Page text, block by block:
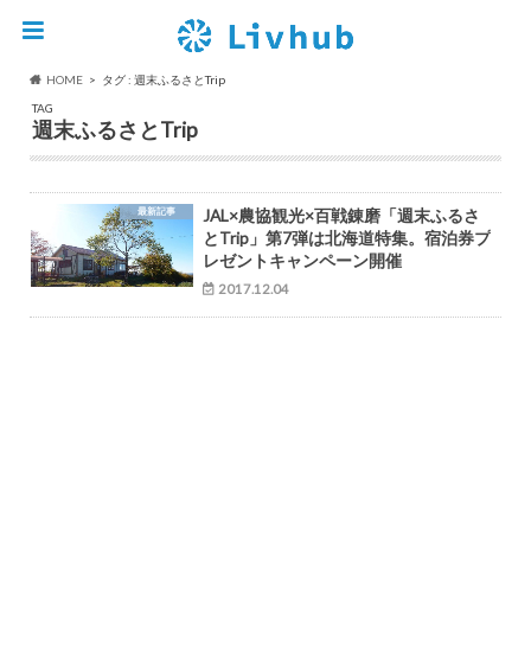
HOME
タグ : 週末ふるさとTrip
TAG
週末ふるさとTrip
最新記事
JAL×農協観光×百戦錬磨「週末ふるさ
とTrip」第7弾は北海道特集。宿泊券プ
レゼントキャンペーン開催
2017.12.04